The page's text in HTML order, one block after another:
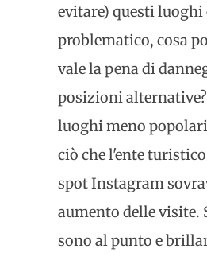
evitare) questi luoghi
problematico, cosa
vale la pena di
posizioni
luoghi meno
ciò che l'ente
spot Instagram
aumento delle visite.
sono al punto e